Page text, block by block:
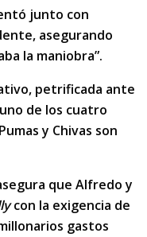
junto con
asegurando
la maniobra”.
petrificada ante
de los cuatro
y Chivas son
que Alfredo y
con la exigencia de
gastos